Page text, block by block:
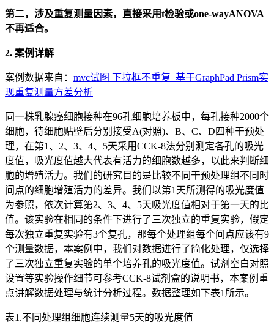
第二，涉及重复测量因素，直接采用t检验或one-wayANOVA
不再适合。
2. 案例详解
案例数据来自： mvc试图 下拉框不重复_基于GraphPad Prism实
现重复测量方差分析
同一株乳腺癌细胞接种在96孔细胞培养板中，每孔接种2000个
细胞，待细胞贴壁后分别接受A(对照)、B、C、D四种干预处
理，在第1、2、3、4、5天采用CCK-8法分别测定各孔的吸光
度值，吸光度值越大代表有活力的细胞数越多，以此来判断细
胞的增殖活力。我们的研究目的是比较不同干预处理组不同时
间点的细胞增殖活力的差异。我们以第1天所测得的吸光度值
为参照，依次计算第2、3、4、5天吸光度值相对于第一天的比
值。该实验在相同的条件下进行了三次独立的重复实验，假定
每次独立重复实验有3个复孔，那每个处理组每个间点应该有9
个测量数据，本案例中，我们对数据进行了简化处理，仅选择
了三次独立重复实验的单个培养孔的吸光度值。试剂空白对照
设置等实验操作细节可参考CCK-8试剂盒的说明书，本案例重
点讲解数据处理与统计分析过程。数据整理如下表1所示。
表1.不同处理组细胞连续测量5天的吸光度值